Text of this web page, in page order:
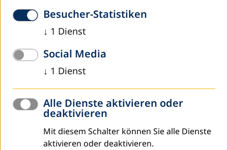
DVV International arbeitet mit mehr als 200 Partnern
in über 30 Ländern.
Zur interaktiven Weltkarte
Besucher-Statistiken
↓ 1 Dienst
Social Media
↓ 1 Dienst
Alle Dienste aktivieren oder
deaktivieren
Mit diesem Schalter können Sie alle Dienste
aktivieren oder deaktivieren.